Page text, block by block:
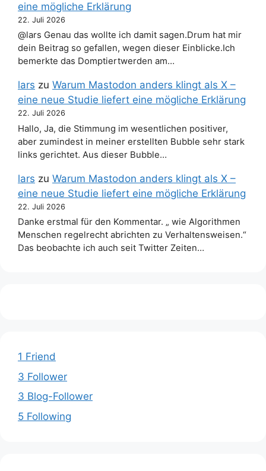
eine mögliche Erklärung
22. Juli 2026
@lars Genau das wollte ich damit sagen.Drum hat mir
dein Beitrag so gefallen, wegen dieser Einblicke.Ich
bemerkte das Domptiertwerden am…
lars zu Warum Mastodon anders klingt als X –
eine neue Studie liefert eine mögliche Erklärung
22. Juli 2026
Hallo, Ja, die Stimmung im wesentlichen positiver,
aber zumindest in meiner erstellten Bubble sehr stark
links gerichtet. Aus dieser Bubble…
lars zu Warum Mastodon anders klingt als X –
eine neue Studie liefert eine mögliche Erklärung
22. Juli 2026
Danke erstmal für den Kommentar. „ wie Algorithmen
Menschen regelrecht abrichten zu Verhaltensweisen.“
Das beobachte ich auch seit Twitter Zeiten…
1 Friend
3 Follower
3 Blog-Follower
5 Following